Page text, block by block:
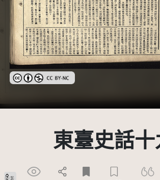
創用CC姓名標示-非商業性 3.0 台灣
東臺史話十
公眾領域貢獻宣告(CC0)